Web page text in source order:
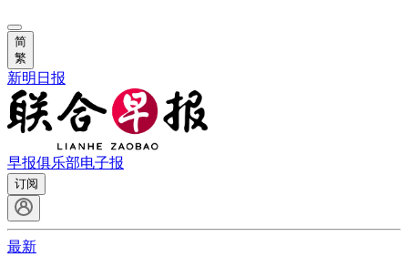
简
繁
新明日报
早报俱乐部电子报
订阅
最新